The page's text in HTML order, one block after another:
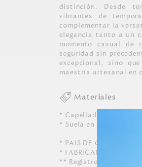
distinción. Desde
vibrantes de
complementar la
elegancia tanto a un
momento casual de
seguridad sin
excepcional, sino
maestría artesanal en
Materiales
* Capellada en Cuero.
* Suela en goma
* PAIS DE ORIGEN:
* FABRICANTE Y/O
** Registro SIC: